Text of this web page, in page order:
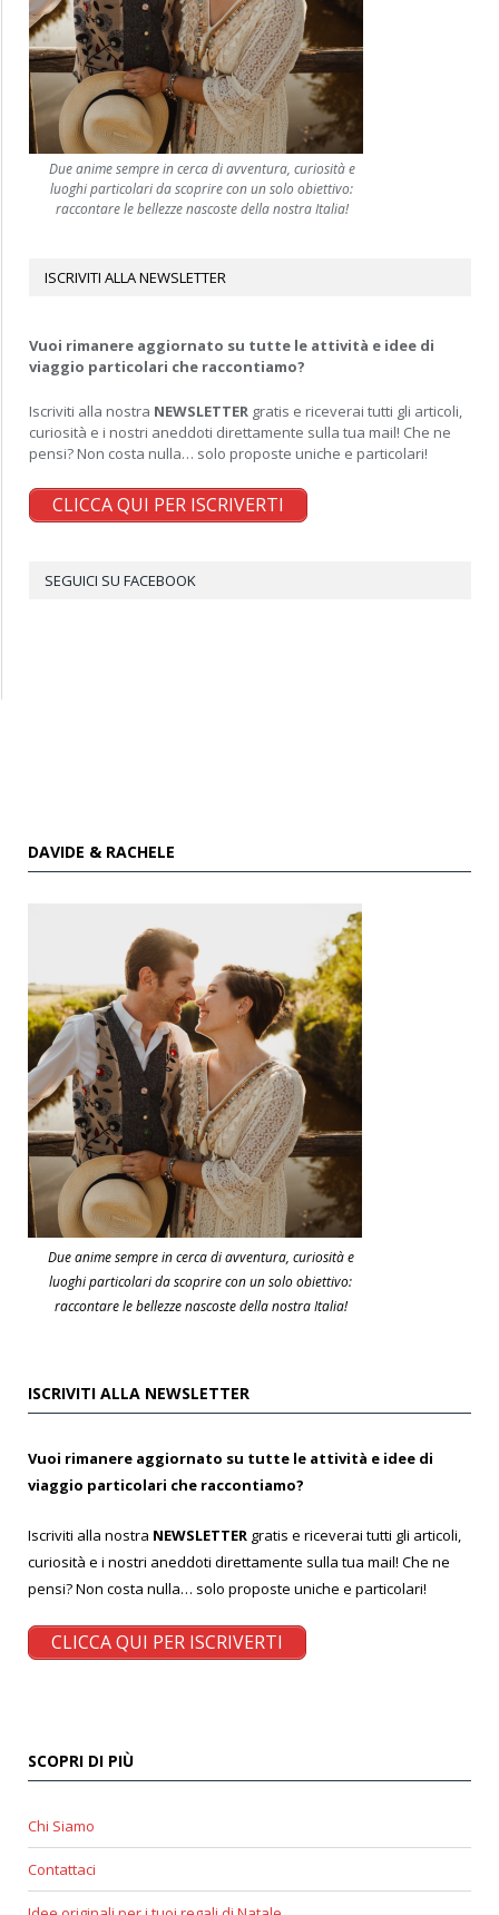
Due anime sempre in cerca di avventura, curiosità e
luoghi particolari da scoprire con un solo obiettivo:
raccontare le bellezze nascoste della nostra Italia!
ISCRIVITI ALLA NEWSLETTER
Vuoi rimanere aggiornato su tutte le attività e idee di
viaggio particolari che raccontiamo?
Iscriviti alla nostra NEWSLETTER gratis e riceverai tutti gli articoli,
curiosità e i nostri aneddoti direttamente sulla tua mail! Che ne
pensi? Non costa nulla… solo proposte uniche e particolari!
CLICCA QUI PER ISCRIVERTI
SEGUICI SU FACEBOOK
DAVIDE & RACHELE
Due anime sempre in cerca di avventura, curiosità e
luoghi particolari da scoprire con un solo obiettivo:
raccontare le bellezze nascoste della nostra Italia!
ISCRIVITI ALLA NEWSLETTER
Vuoi rimanere aggiornato su tutte le attività e idee di
viaggio particolari che raccontiamo?
Iscriviti alla nostra NEWSLETTER gratis e riceverai tutti gli articoli,
curiosità e i nostri aneddoti direttamente sulla tua mail! Che ne
pensi? Non costa nulla… solo proposte uniche e particolari!
CLICCA QUI PER ISCRIVERTI
SCOPRI DI PIÙ
Chi Siamo
Contattaci